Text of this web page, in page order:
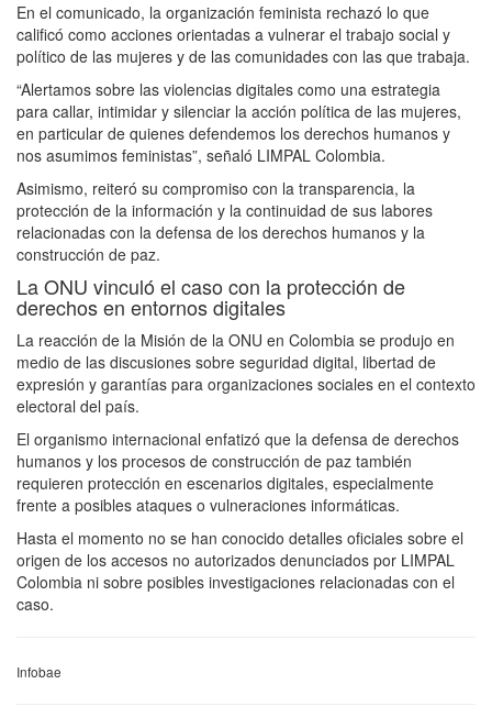
En el comunicado, la organización feminista rechazó lo que
calificó como acciones orientadas a vulnerar el trabajo social y
político de las mujeres y de las comunidades con las que trabaja.
“Alertamos sobre las violencias digitales como una estrategia
para callar, intimidar y silenciar la acción política de las mujeres,
en particular de quienes defendemos los derechos humanos y
nos asumimos feministas”, señaló LIMPAL Colombia.
Asimismo, reiteró su compromiso con la transparencia, la
protección de la información y la continuidad de sus labores
relacionadas con la defensa de los derechos humanos y la
construcción de paz.
La ONU vinculó el caso con la protección de
derechos en entornos digitales
La reacción de la Misión de la ONU en Colombia se produjo en
medio de las discusiones sobre seguridad digital, libertad de
expresión y garantías para organizaciones sociales en el contexto
electoral del país.
El organismo internacional enfatizó que la defensa de derechos
humanos y los procesos de construcción de paz también
requieren protección en escenarios digitales, especialmente
frente a posibles ataques o vulneraciones informáticas.
Hasta el momento no se han conocido detalles oficiales sobre el
origen de los accesos no autorizados denunciados por LIMPAL
Colombia ni sobre posibles investigaciones relacionadas con el
caso.
Infobae